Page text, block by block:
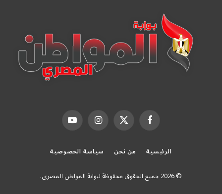
فيسبوك X الانستغراميوتيوب
الرئيسية من نحن سياسة الخصوصية
© 2026 جميع الحقوق محفوظة لبوابة المواطن المصرى.